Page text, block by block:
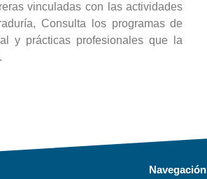
vinculadas con las actividades
Consulta los programas de
y prácticas profesionales que la
Navegación